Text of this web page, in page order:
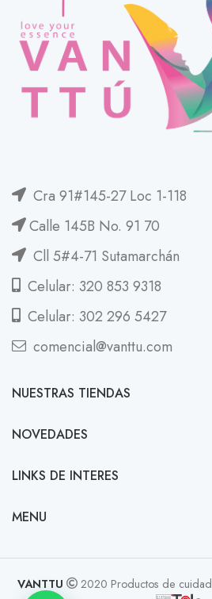
Cra 91#145-27 Loc 1-118
Calle 145B No. 91 70
Cll 5#4-71 Sutamarchán
Celular: 320 853 9318
Celular: 302 296 5427
comencial@vanttu.com
NUESTRAS TIENDAS
NOVEDADES
LINKS DE INTERES
MENU
VANTTU 2020 Productos de